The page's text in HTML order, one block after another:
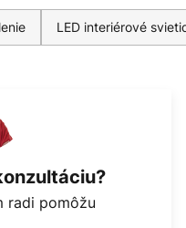
LED interiérové
radi pomôžu